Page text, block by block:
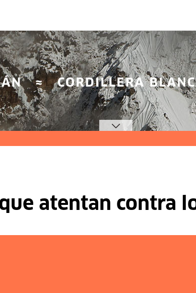
atentan contra